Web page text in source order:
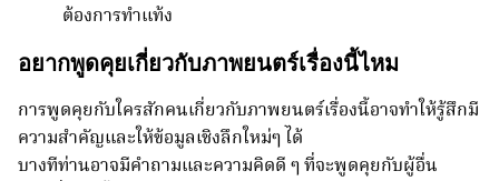
ต้องการทำแท้ง
อยากพูดคุยเกี่ยวกับภาพยนตร์เรื่องนี้ไหม
การพูดคุยกับใครสักคนเกี่ยวกับภาพยนตร์เรื่องนี้อาจทำให้รู้สึกมี
ความสำคัญและให้ข้อมูลเชิงลึกใหม่ๆ ได้
บางทีท่านอาจมีคำถามและความคิดดี ๆ ที่จะพูดคุยกับผู้อื่น